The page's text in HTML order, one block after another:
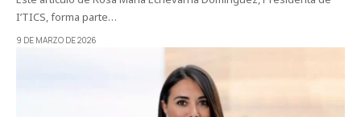
I’TICS, forma parte…
9 DE MARZO DE 2026